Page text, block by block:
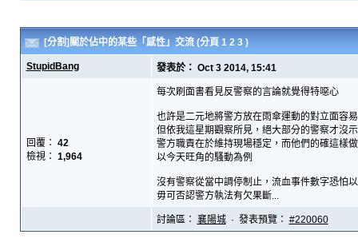
[分割]關於佔中的某些「感性」交流 (分頁 1 2 3 )
StupidBang 發表於： Oct 3 2014, 15:41
回覆： 42
檢視： 1,964
每次刷面書看見反警察的言論就覺得特噁心
也許是二元地將警方放在雨傘運動的對立面容
但依我這星期觀察所見，絕大部分的警察才沒
警方職責在於維持現場穩定，而他們的確這樣
以今天旺角的騷動為例
沒有警察從當中調停制止，流血事件數字恐怕
毋可否認警方執法有欠果斷...
討論區： 襄陽城· 發表預覽： #220060